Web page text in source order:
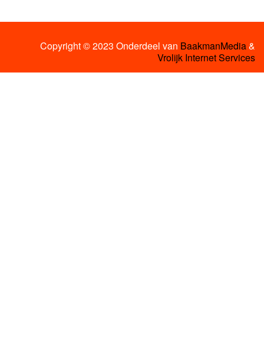
Copyright © 2023 Onderdeel van BaakmanMedia&
Vrolijk Internet Services